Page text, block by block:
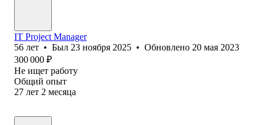
IT Project Manager
56 лет • Был 23 ноября 2025 • Обновлено 20 мая 2023
300 000 ₽
Не ищет работу
Общий опыт
27 лет 2 месяца